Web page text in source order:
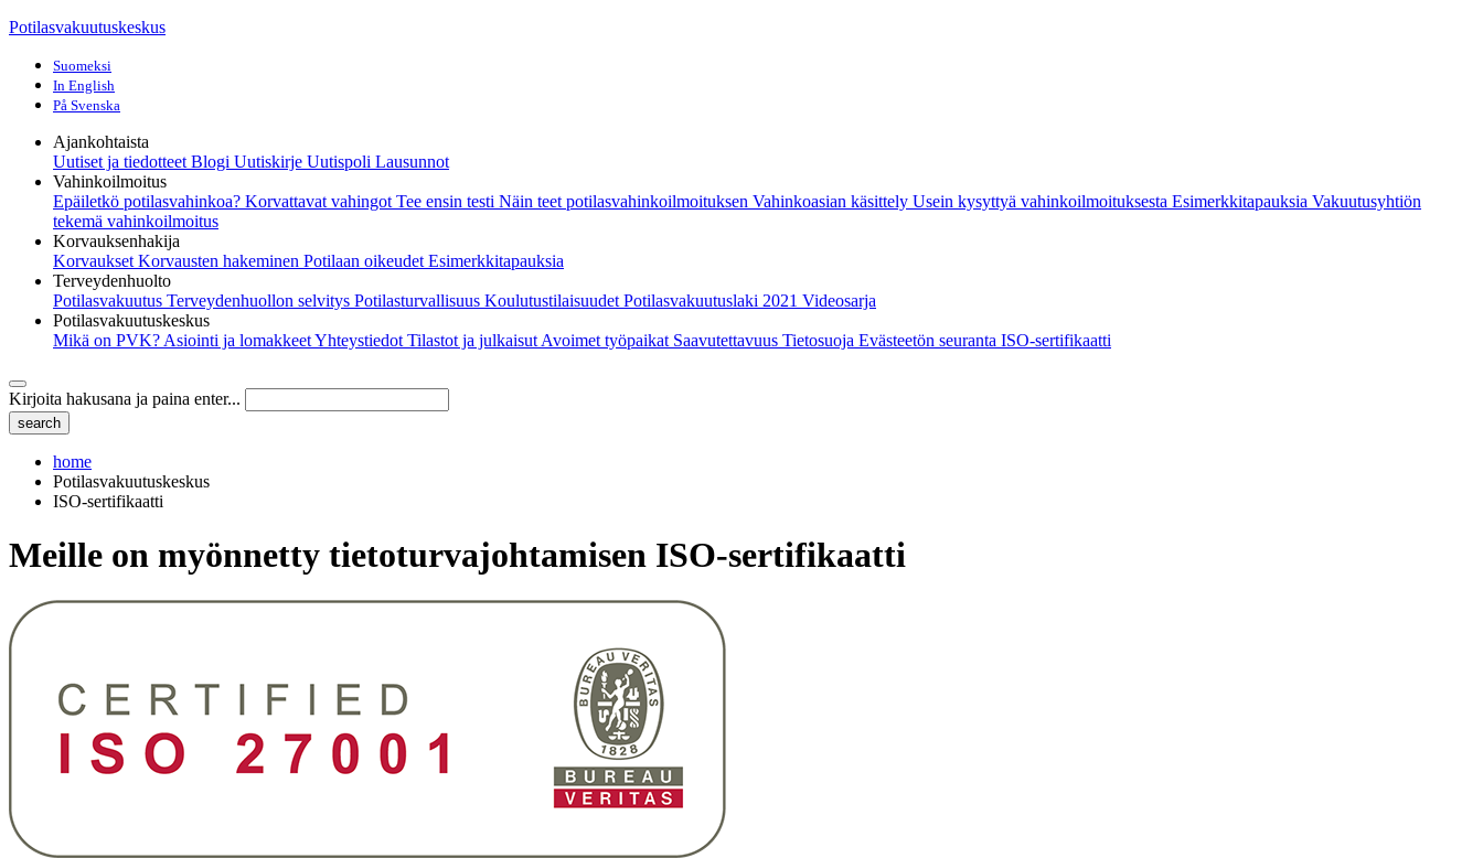
Potilasvakuutuskeskus
Suomeksi
In English
På Svenska
Ajankohtaista
Uutiset ja tiedotteet Blogi Uutiskirje Uutispoli Lausunnot
Vahinkoilmoitus
Epäiletkö potilasvahinkoa? Korvattavat vahingot Tee ensin testi Näin teet potilasvahinkoilmoituksen Vahinkoasian käsittely Usein kysyttyä vahinkoilmoituksesta Esimerkkitapauksia Vakuutusyhtiön
tekemä vahinkoilmoitus
Korvauksenhakija
Korvaukset Korvausten hakeminen Potilaan oikeudet Esimerkkitapauksia
Terveydenhuolto
Potilasvakuutus Terveydenhuollon selvitys Potilasturvallisuus Koulutustilaisuudet Potilasvakuutuslaki 2021 Videosarja
Potilasvakuutuskeskus
Mikä on PVK? Asiointi ja lomakkeetYhteystiedot Tilastot ja julkaisut Avoimet työpaikat Saavutettavuus Tietosuoja Evästeetön seuranta ISO-sertifikaatti
Kirjoita hakusana ja paina enter...
home
Potilasvakuutuskeskus
ISO-sertifikaatti
Meille on myönnetty tietoturvajohtamisen ISO-sertifikaatti